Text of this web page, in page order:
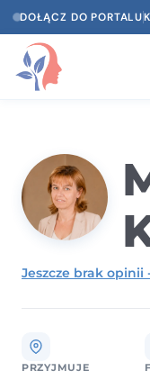
DOŁĄCZ DO PORTALU
GabinetyNOWOŚĆ
Według specjalizacji
Psycholog w Twoim
Diagnozy
Dawka wiedzy
Jeszcze brak
PRZYJMUJE